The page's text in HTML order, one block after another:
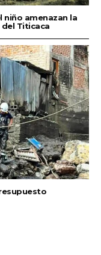
niño amenazan la
Titicaca